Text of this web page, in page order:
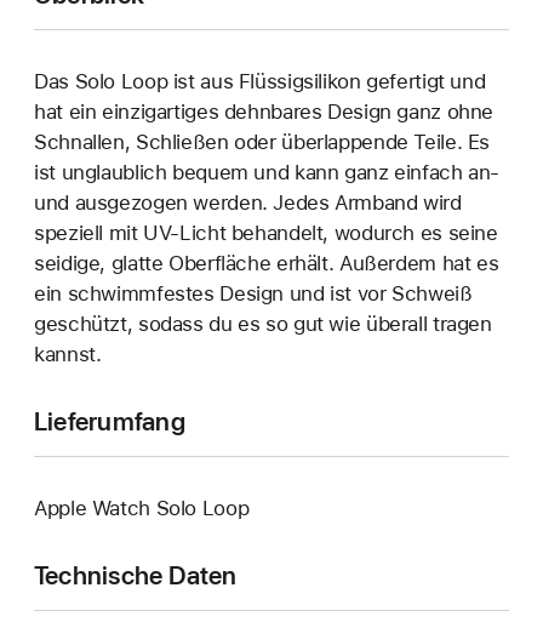
Das Solo Loop ist aus Flüssigsilikon gefertigt und
hat ein einzigartiges dehn­bares Design ganz ohne
Schnallen, Schließen oder überlappende Teile. Es
ist unglaublich bequem und kann ganz einfach an‑
und ausgezogen werden. Jedes Armband wird
speziell mit UV-Licht behandelt, wodurch es seine
seidige, glatte Oberfläche erhält. Außerdem hat es
ein schwimmfestes Design und ist vor Schweiß
geschützt, sodass du es so gut wie überall tragen
kannst.
Lieferumfang
Apple Watch Solo Loop
Technische Daten